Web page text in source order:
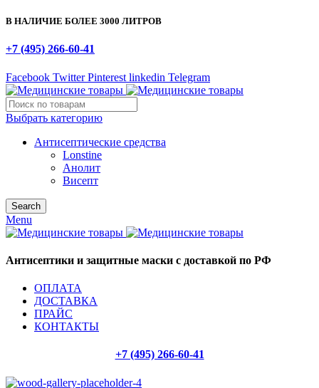
В НАЛИЧИЕ БОЛЕЕ 3000 ЛИТРОВ
+7 (495) 266-60-41
Facebook Twitter Pinterest linkedin Telegram
Выбрать категорию
Антисептические средства
Lonstine
Анолит
Висепт
Search
Menu
Антисептики и защитные маски с доставкой по РФ
ОПЛАТА
ДОСТАВКА
ПРАЙС
КОНТАКТЫ
+7 (495) 266-60-41